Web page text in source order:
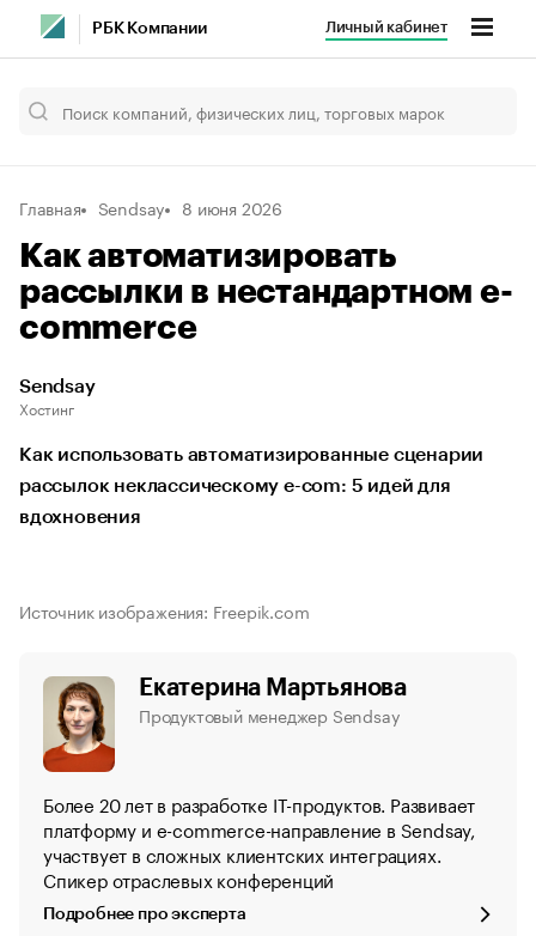
РБК Компании Личный кабинет
Главная Sendsay 8 июня 2026
Как автоматизировать
рассылки в нестандартном e-
commerce
Sendsay
Хостинг
Как использовать автоматизированные сценарии
рассылок неклассическому e-com: 5 идей для
вдохновения
Источник изображения: Freepik.com
Екатерина Мартьянова
Продуктовый менеджер Sendsay
Более 20 лет в разработке IT-продуктов. Развивает
платформу и e-commerce-направление в Sendsay,
участвует в сложных клиентских интеграциях.
Спикер отраслевых конференций
Подробнее про эксперта